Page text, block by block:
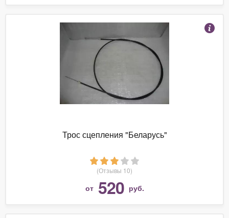
Трос сцепления "Беларусь"
(Отзывы 10)
от 520 руб.